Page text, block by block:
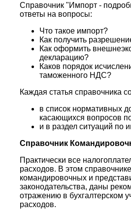
Справочник "Импорт -
ответы на вопросы:
Что такое импорт?
Как получить
Как оформить
декларацию?
Каков порядок
таможенного НДС?
Каждая статья справочника
в список нормативных
касающихся вопросов
и в раздел ситуаций по
Справочник
Практически все
расходов. В этом
командировочных и
законодательства, даны
отражению в бухгалтерском
расходов.